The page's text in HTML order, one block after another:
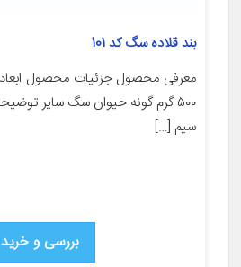
بند قلاده سگ کد 101
سیم […]
بررسی و خرید